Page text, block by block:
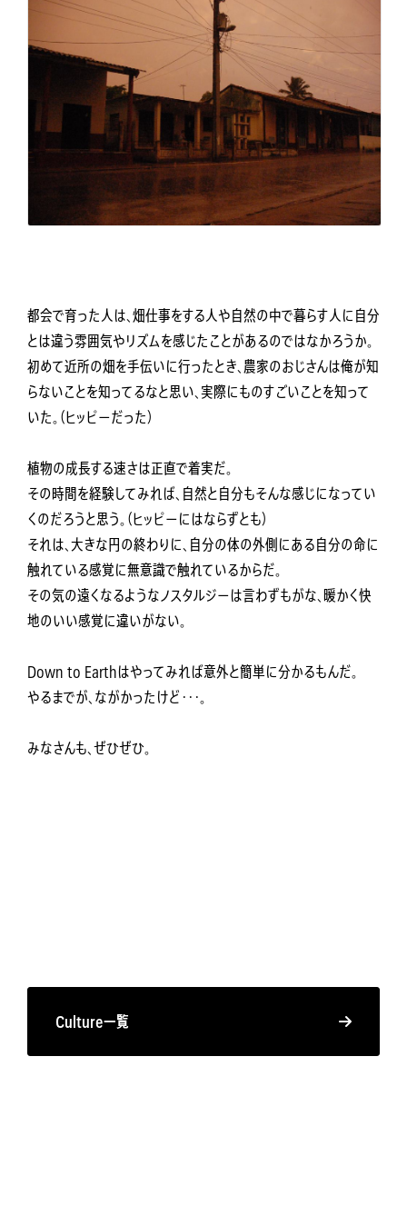
都会で育った人は、畑仕事をする人や自然の中で暮らす人に自分
とは違う雰囲気やリズムを感じたことがあるのではなかろうか。
初めて近所の畑を手伝いに行ったとき、農家のおじさんは俺が知
らないことを知ってるなと思い、実際にものすごいことを知って
いた。（ヒッピーだった）
植物の成長する速さは正直で着実だ。
その時間を経験してみれば、自然と自分もそんな感じになってい
くのだろうと思う。（ヒッピーにはならずとも）
それは、大きな円の終わりに、自分の体の外側にある自分の命に
触れている感覚に無意識で触れているからだ。
その気の遠くなるようなノスタルジーは言わずもがな、暖かく快
地のいい感覚に違いがない。
Down to Earthはやってみれば意外と簡単に分かるもんだ。
やるまでが、ながかったけど・・・。
みなさんも、ぜひぜひ。
Culture一覧